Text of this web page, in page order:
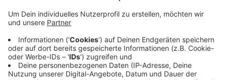
Veröffentlicht: Montag, 30.12.2024 06:27
Anzeige
Auf den Straßen sieht es dagegen entspannter aus: